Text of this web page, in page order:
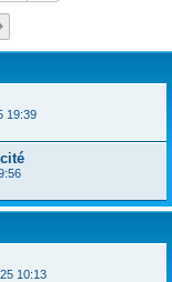
e
19:39
10:13